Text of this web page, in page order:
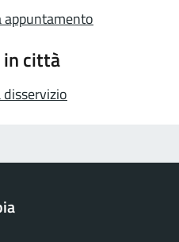
appuntamento
città
disservizio